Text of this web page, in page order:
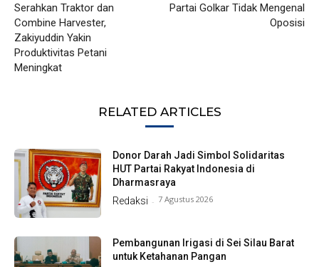
Serahkan Traktor dan
Combine Harvester,
Zakiyuddin Yakin
Produktivitas Petani
Meningkat
Partai Golkar Tidak Mengenal
Oposisi
RELATED ARTICLES
Donor Darah Jadi Simbol Solidaritas
HUT Partai Rakyat Indonesia di
Dharmasraya
Redaksi - 7 Agustus 2026
Pembangunan Irigasi di Sei Silau Barat
untuk Ketahanan Pangan